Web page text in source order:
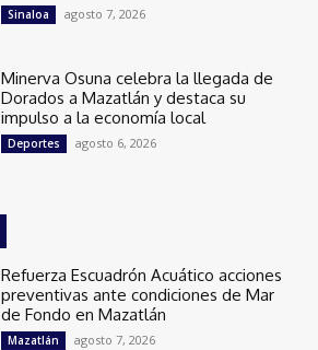
Sinaloa agosto 7, 2026
Minerva Osuna celebra la llegada de
Dorados a Mazatlán y destaca su
impulso a la economía local
Deportes agosto 6, 2026
Refuerza Escuadrón Acuático acciones
preventivas ante condiciones de Mar
de Fondo en Mazatlán
Mazatlán agosto 7, 2026